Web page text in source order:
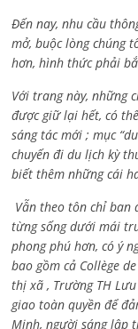
Đến nay, nhu cầu
mở, buộc lòng chúng
hơn, hình thức phải
Với trang này, những
được giữ lại hết, có
sáng tác mới ; mục
chuyến đi du lịch kỳ
biết thêm những cái
Vẫn theo tôn chỉ ban
từng sống dưới mái
phong phú hơn, có ý
bao gồm cả Collège
thị xã , Trường TH
giao toàn quyền để
Minh, người sáng lập